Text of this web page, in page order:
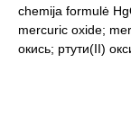
chemija formulė
mercuric oxide;
окись; ртути(II)